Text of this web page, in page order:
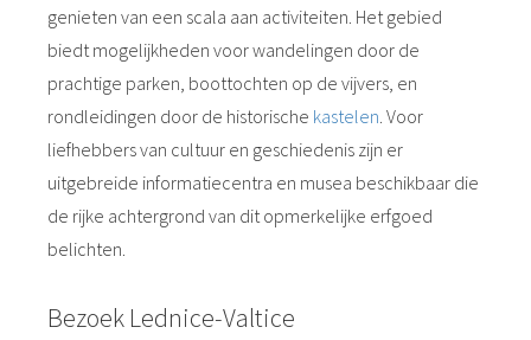
genieten van een scala aan activiteiten. Het gebied
biedt mogelijkheden voor wandelingen door de
prachtige parken, boottochten op de vijvers, en
rondleidingen door de historische kastelen. Voor
liefhebbers van cultuur en geschiedenis zijn er
uitgebreide informatiecentra en musea beschikbaar die
de rijke achtergrond van dit opmerkelijke erfgoed
belichten.
Bezoek Lednice-Valtice